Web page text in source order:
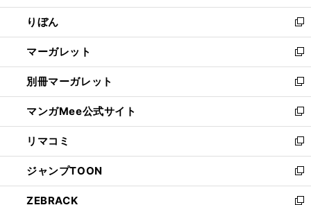
開
く
ウ
で
開
く
ン
ド
ウ
で
開
く
ウ
ィ
ン
ド
ウ
で
開
く
りぼん
新
し
い
ウ
ィ
ン
ド
ウ
で
開
く
マーガレット
新
し
い
ウ
ィ
ン
ド
ウ
で
開
く
別冊マーガレット
新
し
い
ウ
ィ
ン
ド
ウ
で
マンガMee公式サイト
新
し
い
ウ
ィ
ン
ド
リマコミ
新
し
い
ウ
ィ
ジャンプTOON
新
し
ZEBRACK